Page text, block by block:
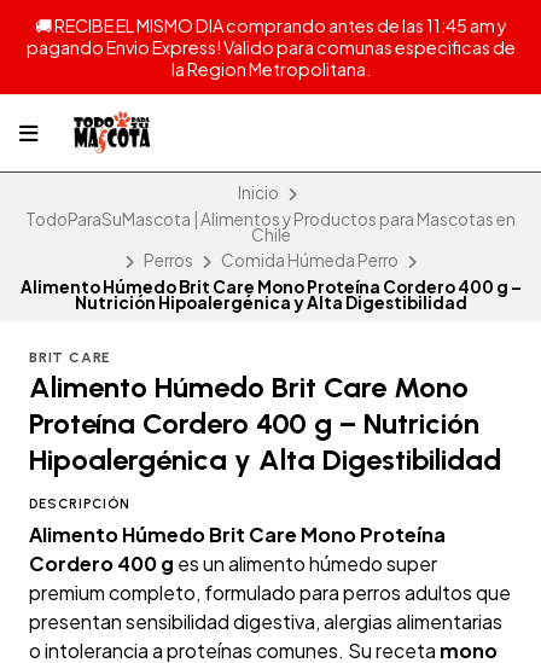
🚚 RECIBE EL MISMO DIA comprando antes de las 11:45 am y
pagando Envio Express! Valido para comunas especificas de
la Region Metropolitana.
Inicio
TodoParaSuMascota | Alimentos y Productos para Mascotas en
Chile
Perros
Comida Húmeda Perro
Alimento Húmedo Brit Care Mono Proteína Cordero 400 g –
Nutrición Hipoalergénica y Alta Digestibilidad
BRIT CARE
Alimento Húmedo Brit Care Mono
Proteína Cordero 400 g – Nutrición
Hipoalergénica y Alta Digestibilidad
DESCRIPCIÓN
Alimento Húmedo Brit Care Mono Proteína
Cordero 400 g es un alimento húmedo super
premium completo, formulado para perros adultos que
presentan sensibilidad digestiva, alergias alimentarias
o intolerancia a proteínas comunes. Su receta mono